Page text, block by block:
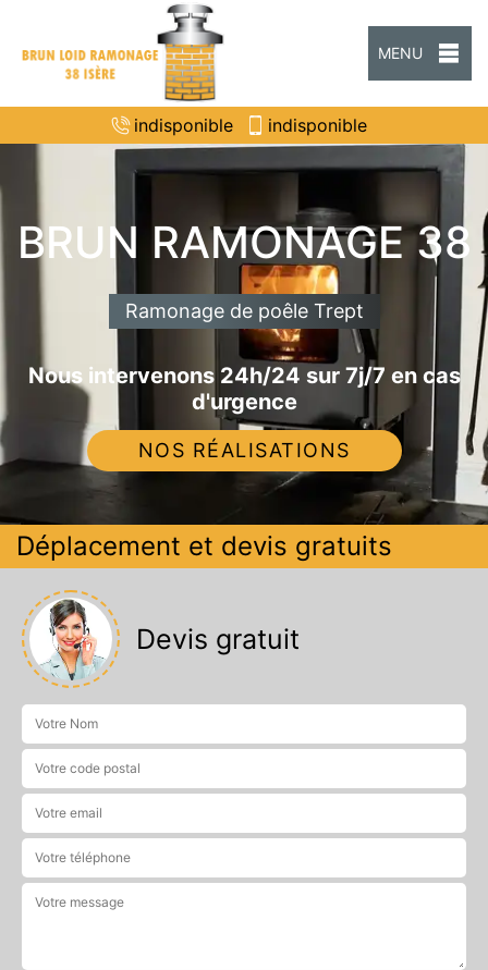
MENU
indisponible indisponible
BRUN RAMONAGE 38
Ramonage de poêle Trept
Nous intervenons 24h/24 sur 7j/7 en cas
d'urgence
NOS RÉALISATIONS
Déplacement et devis gratuits
Devis gratuit